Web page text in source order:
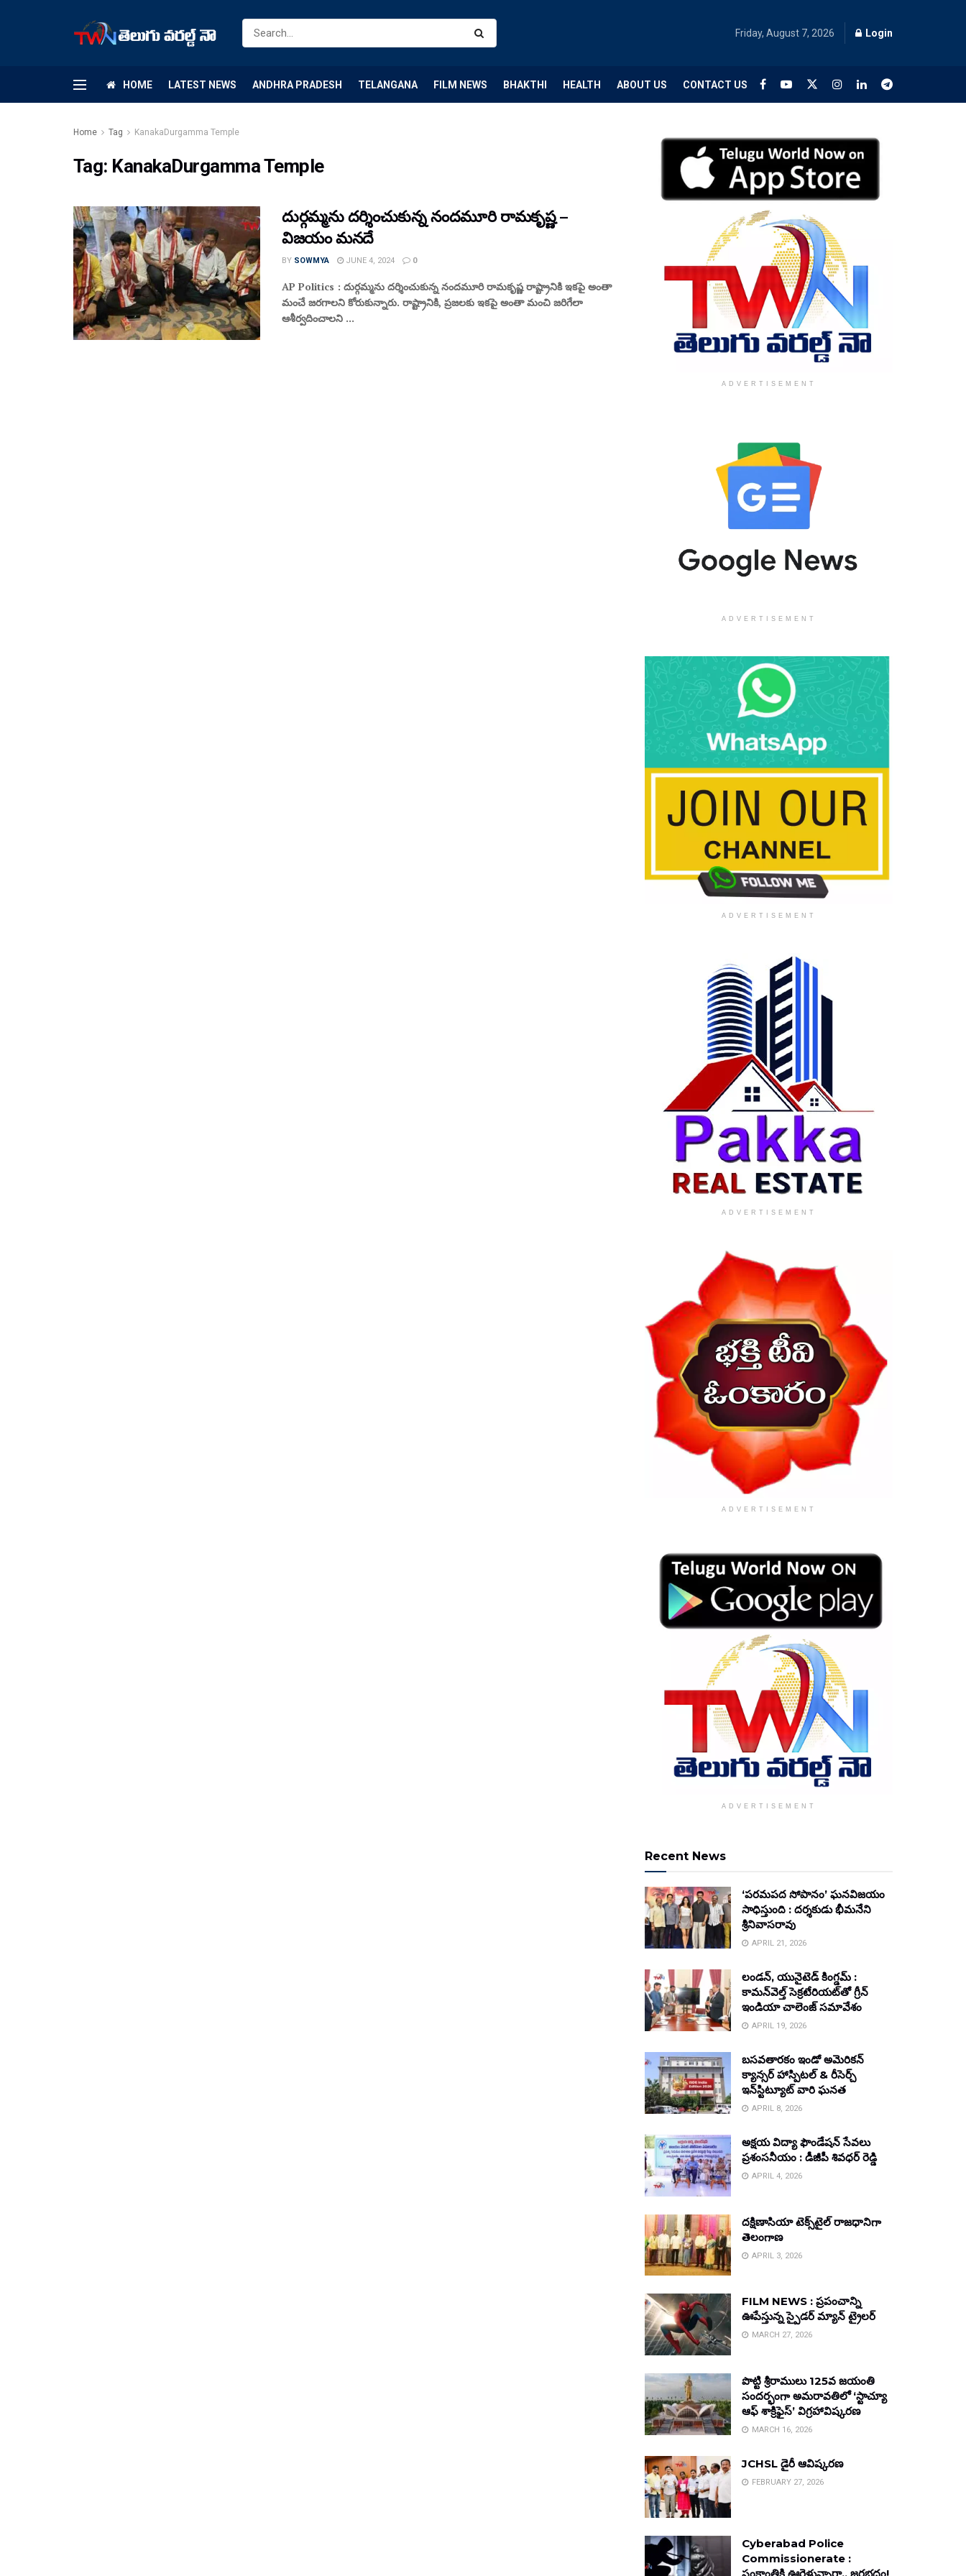
Friday, August 7, 2026 Login
HOME LATEST NEWS ANDHRA PRADESH TELANGANA FILM NEWS BHAKTHI HEALTH ABOUT US CONTACT US
Home Tag KanakaDurgamma Temple
Tag: KanakaDurgamma Temple
దుర్గమ్మను దర్శించుకున్న నందమూరి రామకృష్ణ –
విజయం మనదే
BY SOWMYA JUNE 4, 2024 0
AP Politics : దుర్గమ్మను దర్శించుకున్న నందమూరి రామకృష్ణ రాష్ట్రానికి ఇకపై అంతా
మంచే జరగాలని కోరుకున్నారు. రాష్ట్రానికి, ప్రజలకు ఇకపై అంతా మంచి జరిగేలా
ఆశీర్వదించాలని ...
ADVERTISEMENT
ADVERTISEMENT
ADVERTISEMENT
ADVERTISEMENT
ADVERTISEMENT
ADVERTISEMENT
Recent News
‘పరమపద సోపానం’ ఘనవిజయం
సాధిస్తుంది : దర్శకుడు భీమనేని
శ్రీనివాసరావు
APRIL 21, 2026
లండన్, యునైటెడ్ కింగ్డమ్ :
కామన్‌వెల్త్ సెక్రటేరియట్‌తో గ్రీన్
ఇండియా చాలెంజ్ సమావేశం
APRIL 19, 2026
బసవతారకం ఇండో అమెరికన్
క్యాన్సర్ హాస్పిటల్ & రీసెర్చ్
ఇన్‌స్టిట్యూట్ వారి ఘనత
APRIL 8, 2026
అక్షయ విద్యా ఫౌండేషన్ సేవలు
ప్రశంసనీయం : డీజీపీ శివధర్ రెడ్డి
APRIL 4, 2026
దక్షిణాసియా టెక్స్‌టైల్ రాజధానిగా
తెలంగాణ
APRIL 3, 2026
FILM NEWS : ప్రపంచాన్ని
ఊపేస్తున్న స్పైడర్ మ్యాన్ ట్రైలర్
MARCH 27, 2026
పొట్టి శ్రీరాములు 125వ జయంతి
సందర్భంగా అమరావతిలో ‘స్టాచ్యూ
ఆఫ్ శాక్రిఫైస్’ విగ్రహావిష్కరణ
MARCH 16, 2026
JCHSL డైరీ ఆవిష్కరణ
FEBRUARY 27, 2026
Cyberabad Police
Commissionerate :